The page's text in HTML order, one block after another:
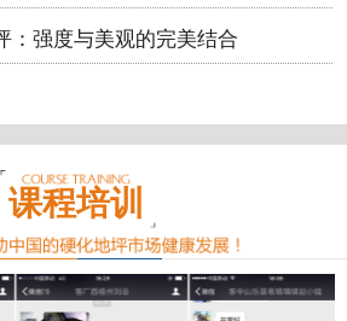
：强度与美观的完美结合
课程培训